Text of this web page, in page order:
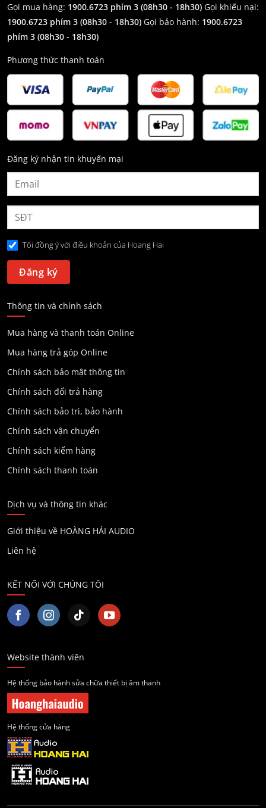
Gọi mua hàng: 1900.6723 phím 3 (08h30 - 18h30) Gọi khiếu nại:
1900.6723 phím 3 (08h30 - 18h30) Gọi bảo hành: 1900.6723
phím 3 (08h30 - 18h30)
Phương thức thanh toán
Đăng ký nhận tin khuyến mại
Tôi đồng ý với điều khoản của Hoang Hai
Thông tin và chính sách
Mua hàng và thanh toán Online
Mua hàng trả góp Online
Chính sách bảo mật thông tin
Chính sách đổi trả hàng
Chính sách bảo trì, bảo hành
Chính sách vận chuyển
Chính sách kiểm hàng
Chính sách thanh toán
Dịch vụ và thông tin khác
Giới thiệu về HOÀNG HẢI AUDIO
Liên hệ
KẾT NỐI VỚI CHÚNG TÔI
Website thành viên
Hệ thống bảo hành sửa chữa thiết bị âm thanh
Hệ thống cửa hàng